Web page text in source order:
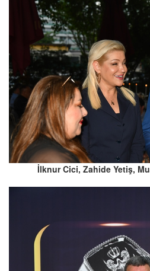
İlknur Cici, Zahide Yetiş,